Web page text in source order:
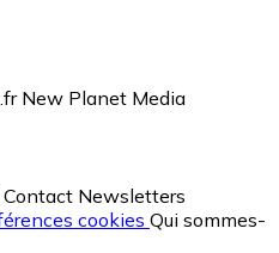
New Planet Media
Contact Newsletters
cookies Qui sommes-